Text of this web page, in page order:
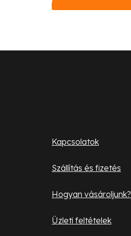
Kapcsolatok
Szállítás és fizetés
Hogyan vásároljunk?
Üzleti feltételek